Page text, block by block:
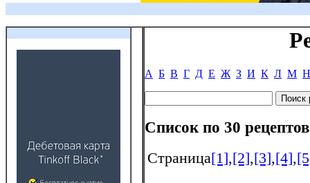
А Б В Г Д Е Ж З И К Л М Н
Список по 30
Страница[1],[2],[3],[4],